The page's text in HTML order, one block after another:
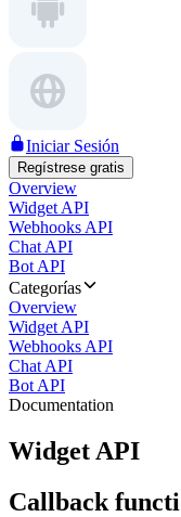
Iniciar Sesión
Regístrese gratis
Overview
Widget API
Webhooks API
Chat API
Bot API
Categorías
Overview
Widget API
Webhooks API
Chat API
Bot API
Documentation
Widget API
Callback